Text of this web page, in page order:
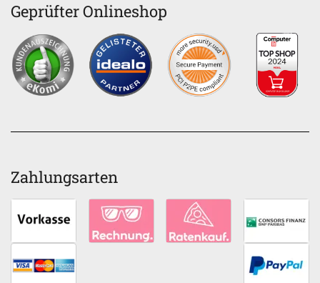
Geprüfter Onlineshop
Zahlungsarten